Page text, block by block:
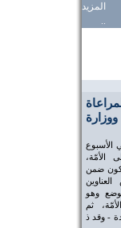
المزيد
..
الأسبوع
الأمّة،
ضمن
وهو
ثم
- وقد ذ